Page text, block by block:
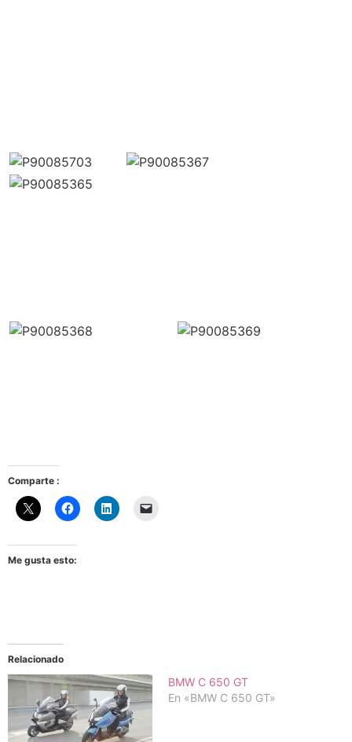
Comparte :
Me gusta esto:
Relacionado
BMW C 650 GT
En «BMW C 650 GT»